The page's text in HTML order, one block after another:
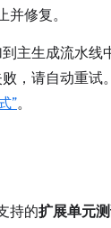
并修复。
主生成流水线
，请自动重试
”。
持的扩展单元